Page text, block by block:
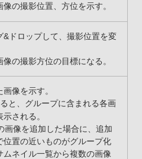
の撮影位置、方位を示す。
&ドロップして、撮影位置を変
の撮影方位の目標になる。
像を示す。
と、グループに含まれる各画
される。
画像を追加した場合に、追加
位置の近いものがグループ化
ムネイル一覧から複数の画像